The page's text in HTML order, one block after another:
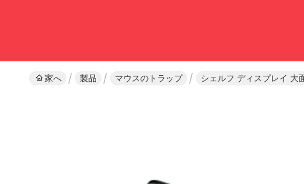
家へ 製品 マウスのトラップ シェルフ ディスプレイ 大